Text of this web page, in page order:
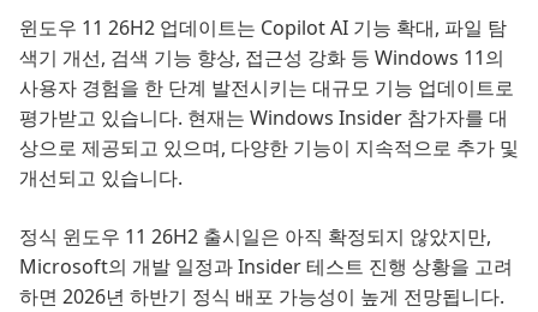
윈도우 11 26H2 업데이트는 Copilot AI 기능 확대, 파일 탐
색기 개선, 검색 기능 향상, 접근성 강화 등 Windows 11의
사용자 경험을 한 단계 발전시키는 대규모 기능 업데이트로
평가받고 있습니다. 현재는 Windows Insider 참가자를 대
상으로 제공되고 있으며, 다양한 기능이 지속적으로 추가 및
개선되고 있습니다.
정식 윈도우 11 26H2 출시일은 아직 확정되지 않았지만,
Microsoft의 개발 일정과 Insider 테스트 진행 상황을 고려
하면 2026년 하반기 정식 배포 가능성이 높게 전망됩니다.